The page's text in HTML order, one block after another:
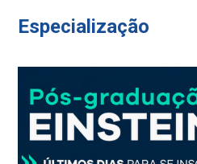
Especialização